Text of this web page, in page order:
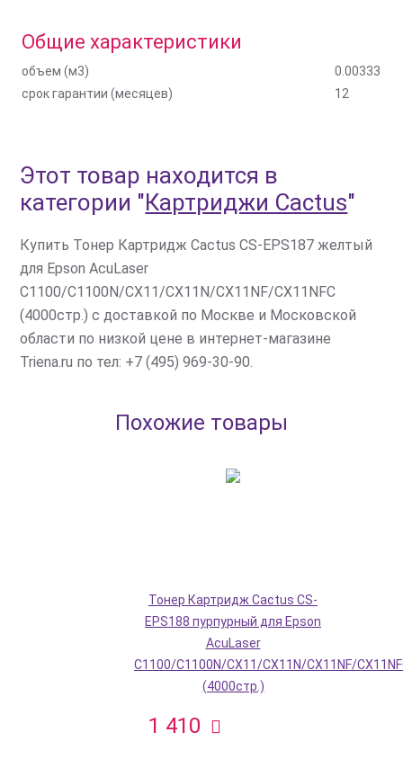
Общие характеристики
объем (м3)
0.00333
срок гарантии (месяцев)
12
Этот товар находится в
категории "Картриджи Cactus"
Купить Тонер Картридж Cactus CS-EPS187 желтый
для Epson AcuLaser
C1100/C1100N/CX11/CX11N/CX11NF/CX11NFC
(4000стр.) с доставкой по Москве и Московской
области по низкой цене в интернет-магазине
Triena.ru по тел: +7 (495) 969-30-90.
Похожие товары
Тонер Картридж Cactus CS-
EPS188 пурпурный для Epson
AcuLaser
C1100/C1100N/CX11/CX11N/CX11NF/
(4000стр.)
1 410